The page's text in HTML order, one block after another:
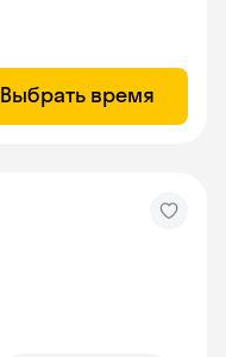
Выбрать время